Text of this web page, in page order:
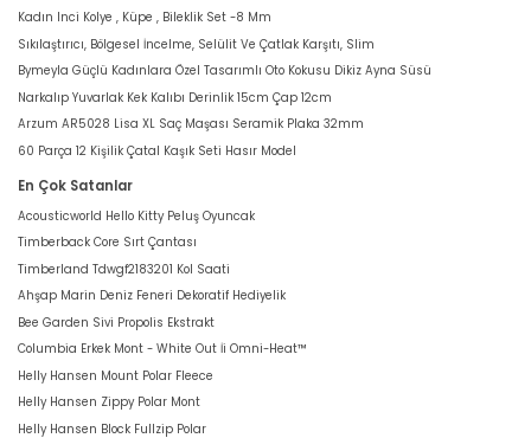
Kadın Inci Kolye , Küpe , Bileklik Set -8 Mm
Sıkılaştırıcı, Bölgesel İncelme, Selülit Ve Çatlak Karşıtı, Slim
Bymeyla Güçlü Kadınlara Özel Tasarımlı Oto Kokusu Dikiz Ayna Süsü
Narkalıp Yuvarlak Kek Kalıbı Derinlik 15cm Çap 12cm
Arzum AR5028 Lisa XL Saç Maşası Seramik Plaka 32mm
60 Parça 12 Kişilik Çatal Kaşık Seti Hasır Model
En Çok Satanlar
Acousticworld Hello Kitty Peluş Oyuncak
Timberback Core Sırt Çantası
Timberland Tdwgf2183201 Kol Saati
Ahşap Marin Deniz Feneri Dekoratif Hediyelik
Bee Garden Sivi Propolis Ekstrakt
Columbia Erkek Mont - White Out İi Omni-Heat™
Helly Hansen Mount Polar Fleece
Helly Hansen Zippy Polar Mont
Helly Hansen Block Fullzip Polar